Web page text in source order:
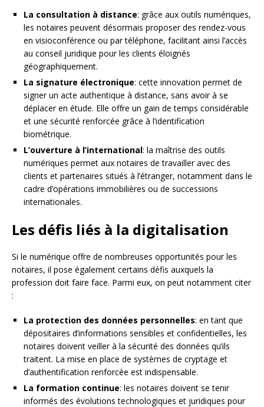
La consultation à distance: grâce aux outils numériques,
les notaires peuvent désormais proposer des rendez-vous
en visioconférence ou par téléphone, facilitant ainsi l’accès
au conseil juridique pour les clients éloignés
géographiquement.
La signature électronique: cette innovation permet de
signer un acte authentique à distance, sans avoir à se
déplacer en étude. Elle offre un gain de temps considérable
et une sécurité renforcée grâce à l’identification
biométrique.
L’ouverture à l’international: la maîtrise des outils
numériques permet aux notaires de travailler avec des
clients et partenaires situés à l’étranger, notamment dans le
cadre d’opérations immobilières ou de successions
internationales.
Les défis liés à la digitalisation
Si le numérique offre de nombreuses opportunités pour les
notaires, il pose également certains défis auxquels la
profession doit faire face. Parmi eux, on peut notamment citer
:
La protection des données personnelles: en tant que
dépositaires d’informations sensibles et confidentielles, les
notaires doivent veiller à la sécurité des données qu’ils
traitent. La mise en place de systèmes de cryptage et
d’authentification renforcée est indispensable.
La formation continue: les notaires doivent se tenir
informés des évolutions technologiques et juridiques pour